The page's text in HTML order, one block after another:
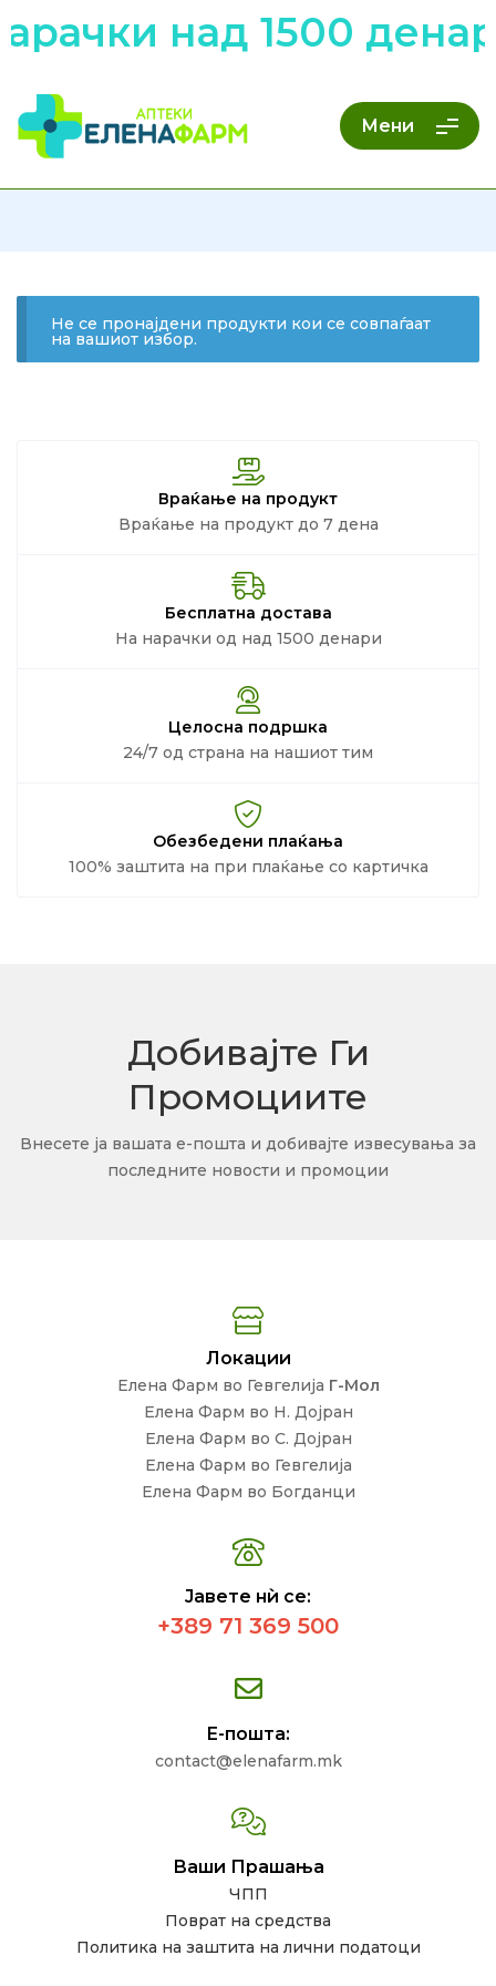
над 1500
Мени
Не се пронајдени продукти кои се совпаѓаат
на вашиот избор.
Враќање на продукт
Враќање на продукт до 7 дена
Бесплатна достава
На нарачки од над 1500 денари
Целосна подршка
24/7 од страна на нашиот тим
Обезбедени плаќања
100% заштита на при плаќање со картичка
Добивајте Ги
Промоциите
Внесете ја вашата е-пошта и добивајте извесувања за
последните новости и промоции
Локации
Елена Фарм во Гевгелија Г-Мол
Елена Фарм во Н. Дојран
Елена Фарм во С. Дојран
Елена Фарм во Гевгелија
Елена Фарм во Богданци
Јавете нѝ се:
+389 71 369 500
Е-пошта:
contact@elenafarm.mk
Ваши Прашања
ЧПП
Поврат на средства
Политика на заштита на лични податоци